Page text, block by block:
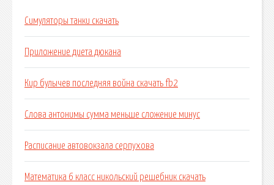
Симуляторы танки скачать
Приложение диета дюкана
Кир булычев последняя война скачать fb2
Слова антонимы сумма меньше сложение минус
Расписание автовокзала серпухова
Математика 6 класс никольский решебник скачать